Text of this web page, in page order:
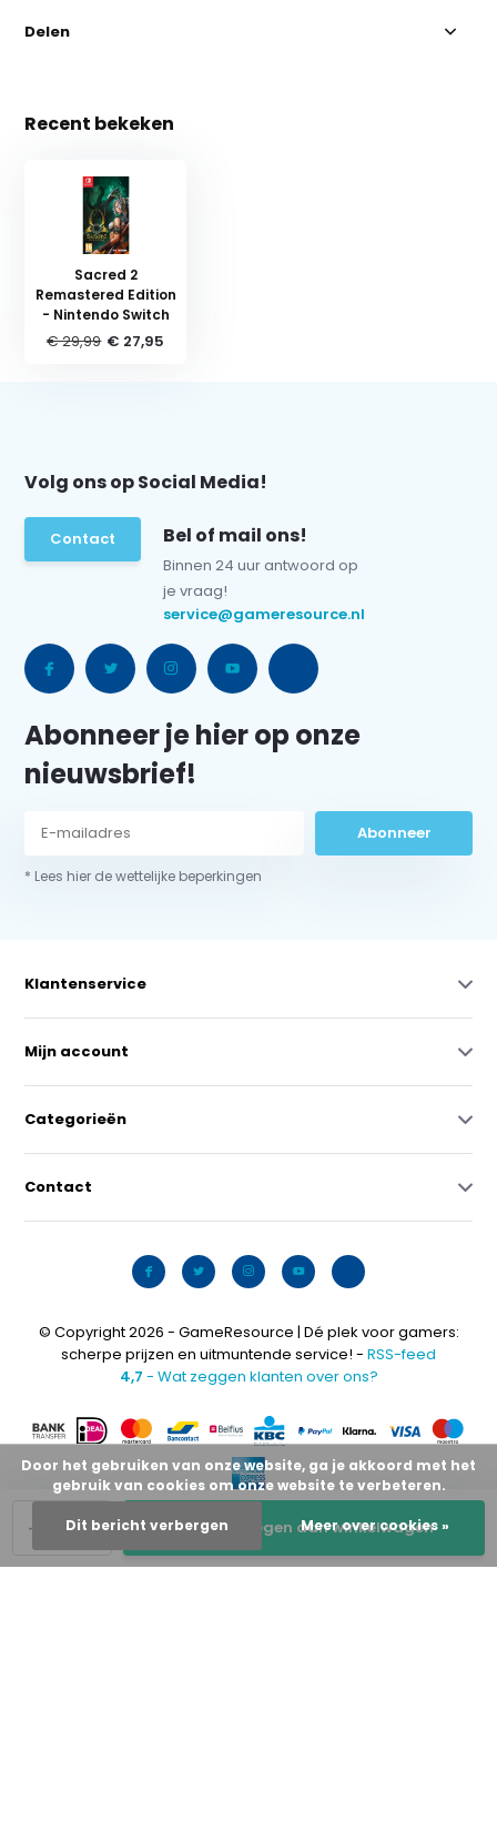
+
- Toevoegen aan winkelwagen
Delen
Recent bekeken
Sacred 2
Remastered Edition
- Nintendo Switch
€ 29,99 € 27,95
Volg ons op Social Media!
Contact Bel of mail ons!
Binnen 24 uur antwoord op
je vraag!
service@gameresource.nl
Abonneer je hier op onze
nieuwsbrief!
Abonneer
* Lees hier de wettelijke beperkingen
Klantenservice
Mijn account
Categorieën
Contact
© Copyright 2026 - GameResource | Dé plek voor gamers:
scherpe prijzen en uitmuntende service! - RSS-feed
4,7 - Wat zeggen klanten over ons?
Door het gebruiken van onze website, ga je akkoord met het
gebruik van cookies om onze website te verbeteren.
Dit bericht verbergen Meer over cookies »